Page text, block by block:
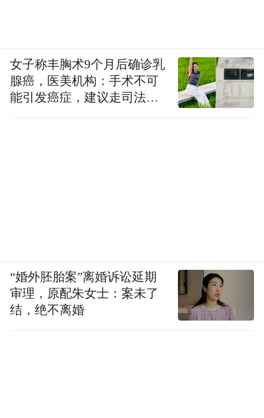
女子称丰胸术9个月后确诊乳
腺癌，医美机构：手术不可
能引发癌症，建议走司法途
“婚外胚胎案”离婚诉讼延期
审理，原配朱女士：案未了
结，绝不离婚